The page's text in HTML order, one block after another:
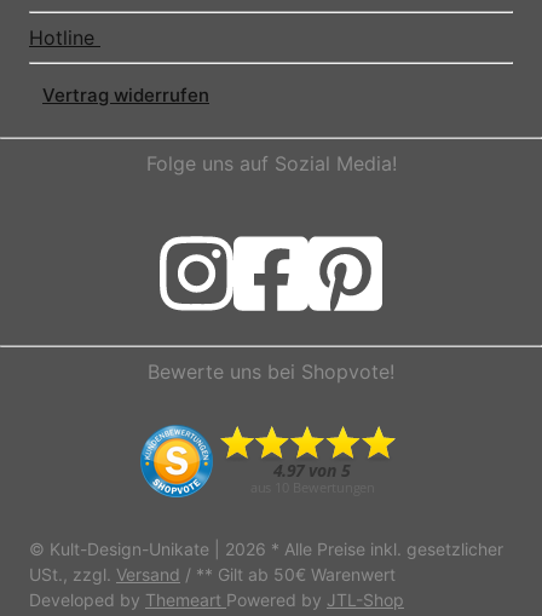
Hotline
Vertrag widerrufen
Folge uns auf Sozial Media!
Bewerte uns bei Shopvote!
© Kult-Design-Unikate | 2026 * Alle Preise inkl. gesetzlicher
USt., zzgl. Versand / ** Gilt ab 50€ Warenwert
Developed by Themeart Powered by JTL-Shop